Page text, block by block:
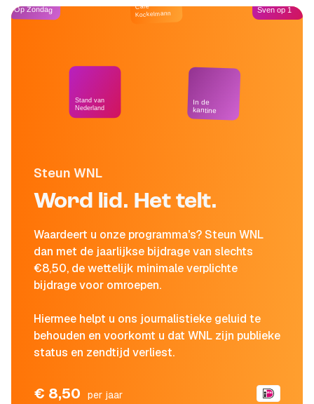
Steun WNL
Word lid. Het telt.
Waardeert u onze programma's? Steun WNL
dan met de jaarlijkse bijdrage van slechts
€8,50, de wettelijk minimale verplichte
bijdrage voor omroepen.
Hiermee helpt u ons journalistieke geluid te
behouden en voorkomt u dat WNL zijn publieke
status en zendtijd verliest.
€ 8,50 per jaar
Op Zondag
Stand van
Nederland
Café
Kockelmann
In de
kantine
Sven op 1